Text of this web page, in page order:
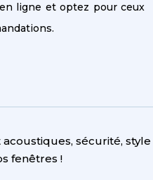
ligne et optez pour ceux
sécurité, style
fenêtres !